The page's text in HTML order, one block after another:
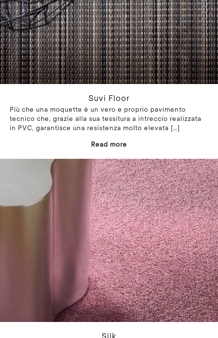
Suvi Floor
Più che una moquette è un vero e proprio pavimento
tecnico che, grazie alla sua tessitura a intreccio realizzata
in PVC, garantisce una resistenza molto elevata […]
Read more
Silk